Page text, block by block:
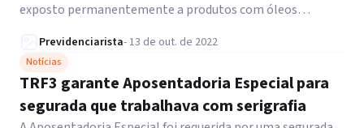
exposto permanentemente a produtos com óleos
Previdenciarista-13 de out. de 2022
Notícias
TRF3 garante Aposentadoria Especial para
segurada que trabalhava com serigrafia